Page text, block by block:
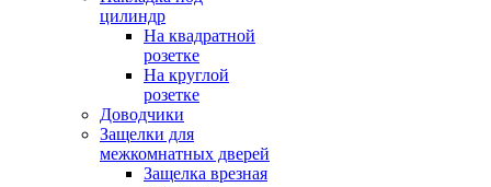
цилиндр
На квадратной
розетке
На круглой
розетке
Доводчики
Защелки для
межкомнатных дверей
Защелка врезная